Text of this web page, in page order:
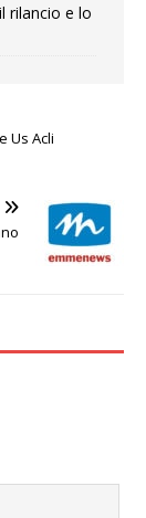
rilancio e lo
Us Acli